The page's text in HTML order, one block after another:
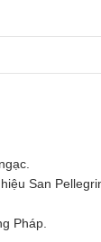
San
Pháp.